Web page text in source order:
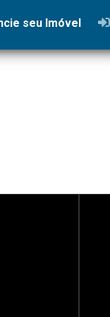
seu Imóvel